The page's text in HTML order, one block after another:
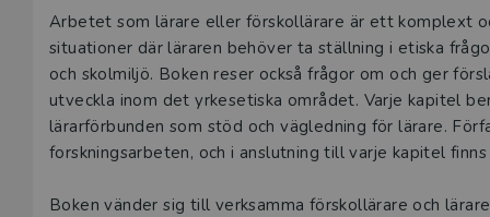
Beskrivning
Arbetet som lärare eller förskollärare är ett komplext
situationer där läraren behöver ta ställning i etiska
och skolmiljö. Boken reser också frågor om och ger
utveckla inom det yrkesetiska området. Varje kapitel
lärarförbunden som stöd och vägledning för lärare.
forskningsarbeten, och i anslutning till varje kapitel
Boken vänder sig till verksamma förskollärare och